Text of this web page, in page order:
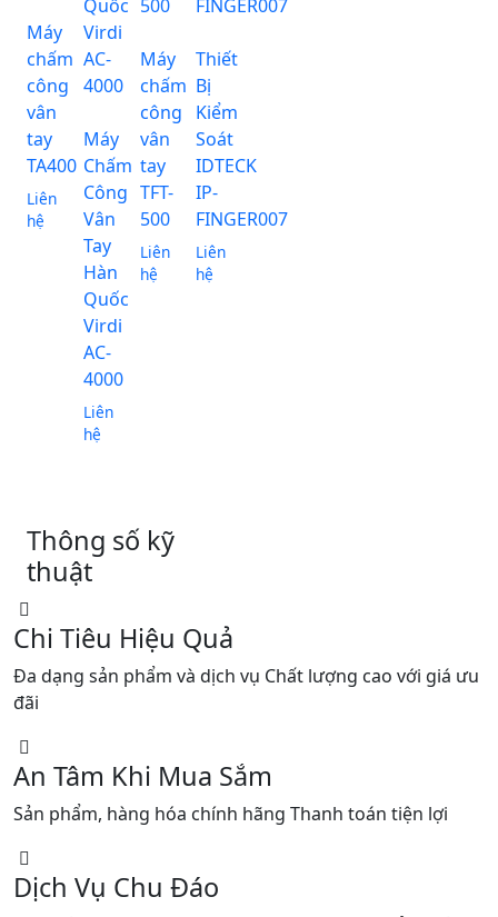
Máy
chấm
công
vân
tay
TA400
Liên
hệ
Máy
Chấm
Công
Vân
Tay
Hàn
Quốc
Virdi
AC-
4000
Liên
hệ
Máy
chấm
công
vân
tay
TFT-
500
Liên
hệ
Thiết
Bị
Kiểm
Soát
IDTECK
IP-
FINGER007
Liên
hệ
Thông số kỹ
thuật
Chi Tiêu Hiệu Quả
Đa dạng sản phẩm và dịch vụ Chất lượng cao với giá ưu
đãi
An Tâm Khi Mua Sắm
Sản phẩm, hàng hóa chính hãng Thanh toán tiện lợi
Dịch Vụ Chu Đáo